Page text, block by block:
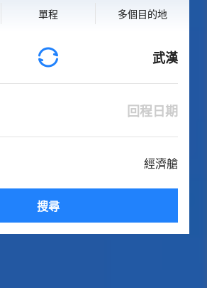
單程 多個目的地
武漢
回程日期
經濟艙
搜尋